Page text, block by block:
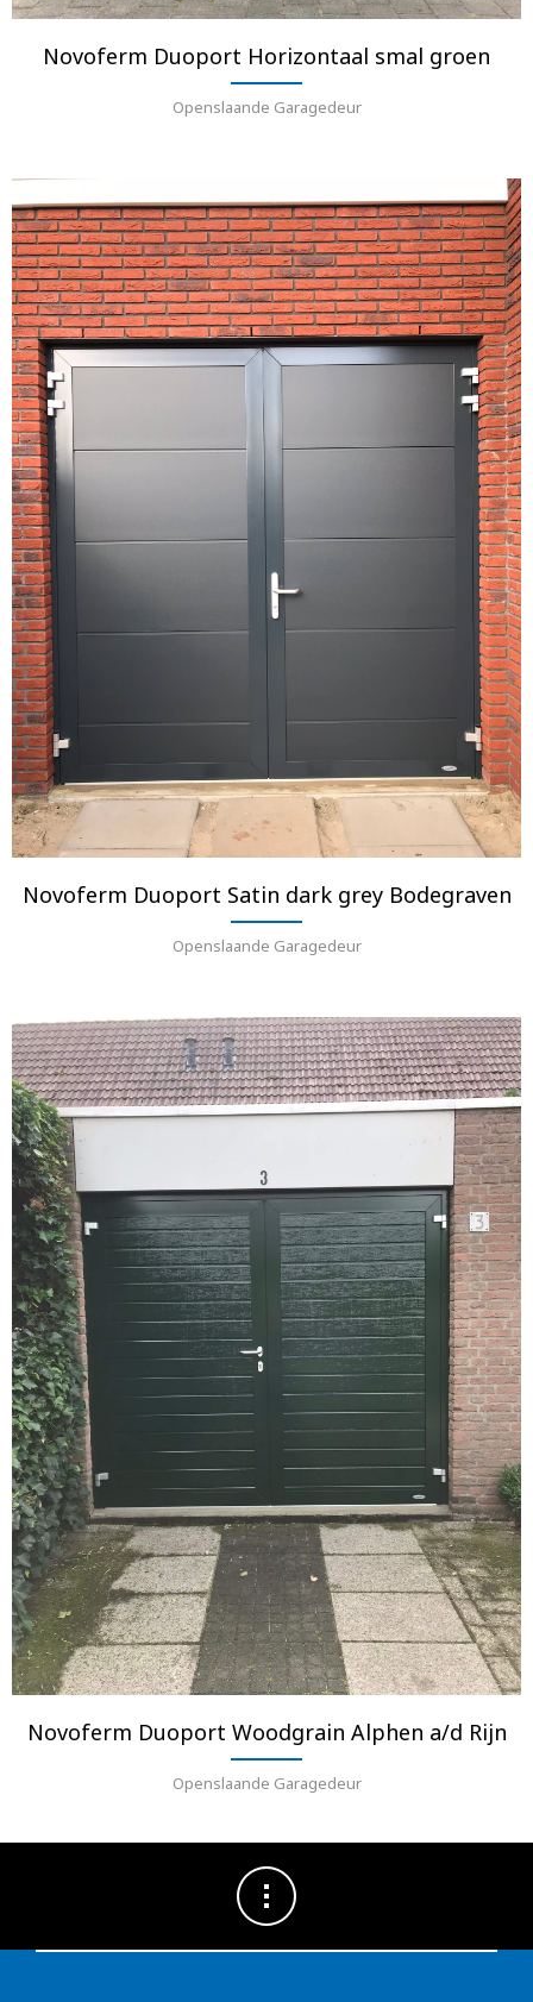
Novoferm Duoport Horizontaal smal groen
Openslaande Garagedeur
Novoferm Duoport Satin dark grey Bodegraven
Openslaande Garagedeur
Novoferm Duoport Woodgrain Alphen a/d Rijn
Openslaande Garagedeur